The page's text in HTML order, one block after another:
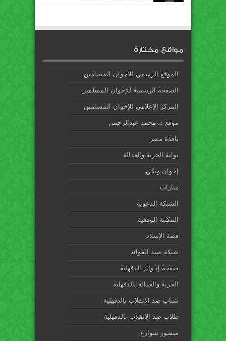
مواقع مختارة
الموقع الرسمي للاخوان المسلمين
الصفحة الرسمية للإخوان المسلمين
المركز الإعلامي للإخوان المسلمين
موقع د. محمد عبدالرحمن
نافذة مصر
بوابة الحرية والعدالة
إخوان ويكي
منارات
الشبكة الدعوية
المكتبة الوقفية
قصة الإسلام
شبكة صيد الفوائد
صفحة إخوان الدقهلية
الحرية والعدالة بالدقهلية
شباب ضد الانقلاب بالدقهلية
طلاب ضد الانقلاب بالدقهلية
منشور شوارع